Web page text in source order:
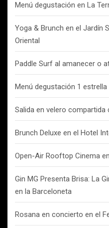
Menú degustación en La
Yoga & Brunch en el Jardín
Oriental
Paddle Surf al amanecer o
Menú degustación 1 estrella
Salida en velero
Brunch Deluxe en el Hotel
Open-Air Rooftop Cinema
Gin MG Presenta Brisa: La
en la Barceloneta
Rosana en concierto en el